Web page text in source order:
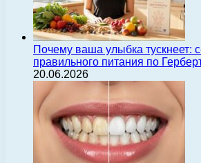
Почему ваша улыбка тускнеет:
правильного питания по
20.06.2026